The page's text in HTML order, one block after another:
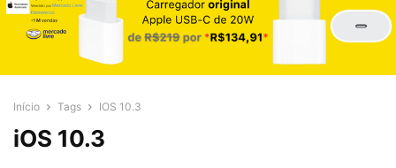
Início Tags IOS 10.3
iOS 10.3